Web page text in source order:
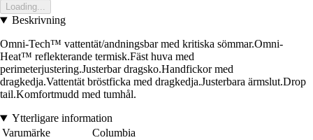
Loading...
Beskrivning
Omni-Tech™ vattentät/andningsbar med kritiska sömmar.Omni-
Heat™ reflekterande termisk.Fäst huva med
perimeterjustering.Justerbar dragsko.Handfickor med
dragkedja.Vattentät bröstficka med dragkedja.Justerbara ärmslut.Drop
tail.Komfortmudd med tumhål.
Ytterligare information
Varumärke
Columbia